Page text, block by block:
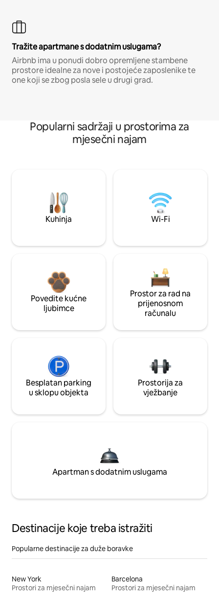
Tražite apartmane s dodatnim uslugama?
Airbnb ima u ponudi dobro opremljene stambene
prostore idealne za nove i postojeće zaposlenike te
one koji se zbog posla sele u drugi grad.
Popularni sadržaji u prostorima za
mjesečni najam
Kuhinja Wi-Fi
Povedite kućne
ljubimce
Prostor za rad na
prijenosnom
računalu
Besplatan parking
u sklopu objekta
Prostorija za
vježbanje
Apartman s dodatnim uslugama
Destinacije koje treba istražiti
Popularne destinacije za duže boravke
New York
Prostori za mjesečni najam
Barcelona
Prostori za mjesečni najam